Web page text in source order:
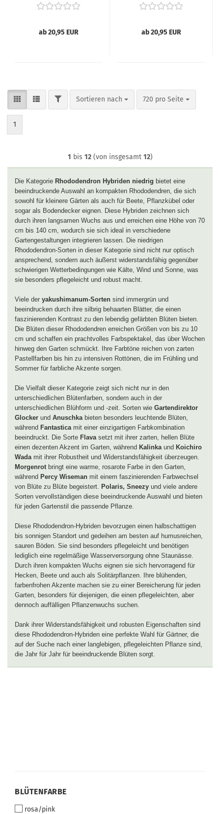
(Rhododendron
ab 20,95 EUR
(Rhododendron
ab 20,95 EUR
FILTERSortieren nach
Sortieren nach 720 pro Seite
pro Seite
1
1 bis 12(von insgesamt 12)
Die Kategorie Rhododendron Hybriden niedrig bietet eine
beeindruckende Auswahl an kompakten Rhododendren, die sich
sowohl für kleinere Gärten als auch für Beete, Pflanzkübel oder
sogar als Bodendecker eignen. Diese Hybriden zeichnen sich
durch ihren langsamen Wuchs aus und erreichen eine Höhe von 70
cm bis 140 cm, wodurch sie sich ideal in verschiedene
Gartengestaltungen integrieren lassen. Die niedrigen
Rhododendron-Sorten in dieser Kategorie sind nicht nur optisch
ansprechend, sondern auch äußerst widerstandsfähig gegenüber
schwierigen Wetterbedingungen wie Kälte, Wind und Sonne, was
sie besonders pflegeleicht und robust macht.
Viele der yakushimanum-Sorten sind immergrün und
beeindrucken durch ihre silbrig behaarten Blätter, die einen
faszinierenden Kontrast zu den lebendig gefärbten Blüten bieten.
Die Blüten dieser Rhododendren erreichen Größen von bis zu 10
cm und schaffen ein prachtvolles Farbspektakel, das über Wochen
hinweg den Garten schmückt. Ihre Farbtöne reichen von zarten
Pastellfarben bis hin zu intensiven Rottönen, die im Frühling und
Sommer für farbliche Akzente sorgen.
Die Vielfalt dieser Kategorie zeigt sich nicht nur in den
unterschiedlichen Blütenfarben, sondern auch in der
unterschiedlichen Blühform und -zeit. Sorten wie Gartendirektor
Glocker und Anuschka bieten besonders leuchtende Blüten,
während Fantastica mit einer einzigartigen Farbkombination
beeindruckt. Die Sorte Flava setzt mit ihrer zarten, hellen Blüte
einen dezenten Akzent im Garten, während Kalinka und Koichiro
Wadamit ihrer Robustheit und Widerstandsfähigkeit überzeugen.
Morgenrot bringt eine warme, rosarote Farbe in den Garten,
während Percy Wiseman mit einem faszinierenden Farbwechsel
von Blüte zu Blüte begeistert. Polaris, Sneezy und viele andere
Sorten vervollständigen diese beeindruckende Auswahl und bieten
für jeden Gartenstil die passende Pflanze.
Diese Rhododendron-Hybriden bevorzugen einen halbschattigen
bis sonnigen Standort und gedeihen am besten auf humusreichen,
sauren Böden. Sie sind besonders pflegeleicht und benötigen
lediglich eine regelmäßige Wasserversorgung ohne Staunässe.
Durch ihren kompakten Wuchs eignen sie sich hervorragend für
Hecken, Beete und auch als Solitärpflanzen. Ihre blühenden,
farbenfrohen Akzente machen sie zu einer Bereicherung für jeden
Garten, besonders für diejenigen, die einen pflegeleichten, aber
dennoch auffälligen Pflanzenwuchs suchen.
Dank ihrer Widerstandsfähigkeit und robusten Eigenschaften sind
diese Rhododendron-Hybriden eine perfekte Wahl für Gärtner, die
auf der Suche nach einer langlebigen, pflegeleichten Pflanze sind,
die Jahr für Jahr für beeindruckende Blüten sorgt.
BLÜTENFARBE
BLÜTENFARBE
rosa/pink